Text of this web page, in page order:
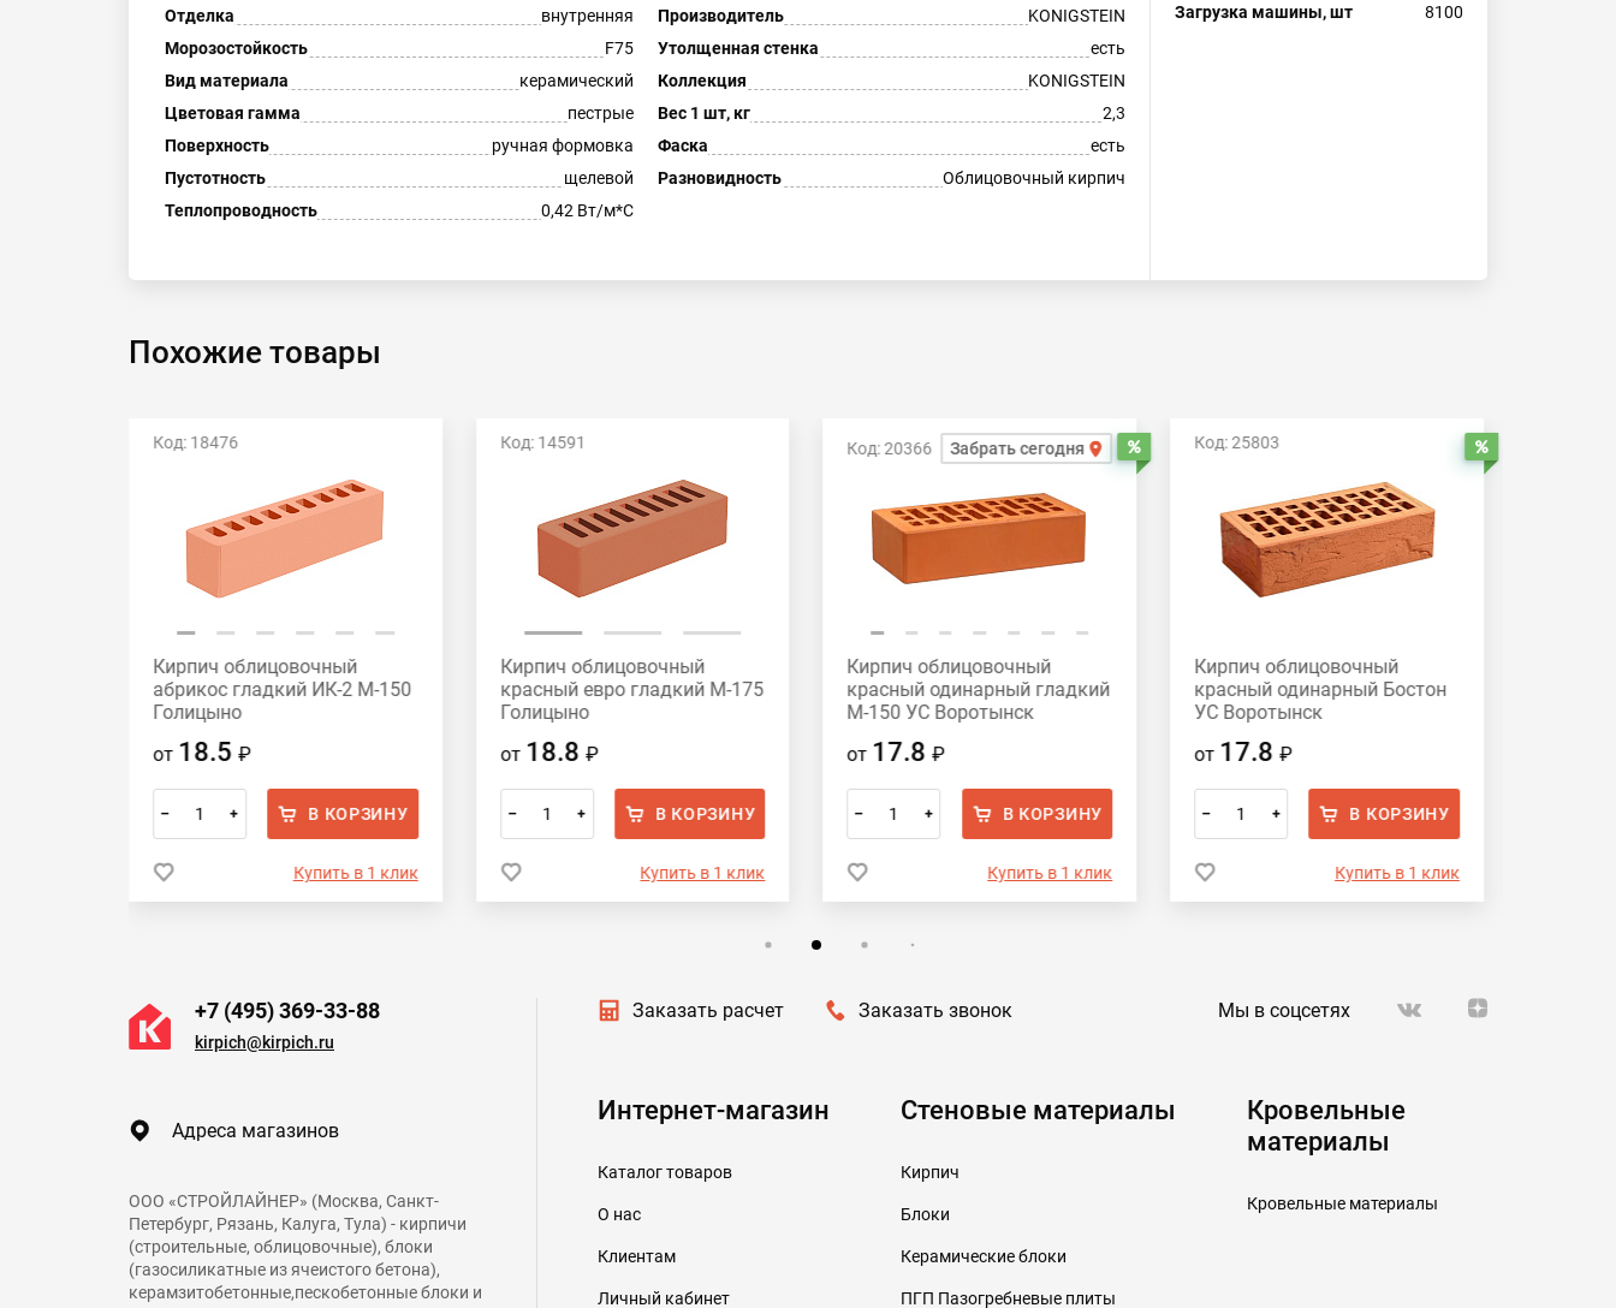
Отделка
внутренняя Производитель
KONIGSTEIN
Морозостойкость
F75 Утолщенная стенка
есть
Вид материала
керамический Коллекция
KONIGSTEIN
Цветовая гамма
пестрые Вес 1 шт, кг
2,3
Поверхность
ручная формовка Фаска
есть
Пустотность
щелевой Разновидность
Облицовочный кирпич
Теплопроводность
0,42 Вт/м*С
Загрузка машины, шт
8100
Похожие товары
Код: 18476
Кирпич облицовочный
абрикос гладкий ИК-2 М-150
Голицыно
от 18.5 ₽
– + В КОРЗИНУ
Купить в 1 клик
Код: 14591
Кирпич облицовочный
красный евро гладкий М-175
Голицыно
от 18.8 ₽
– + В КОРЗИНУ
Купить в 1 клик
Код: 20366 Забрать сегодня Распродажа
Кирпич облицовочный
красный одинарный гладкий
М-150 УС Воротынск
от 17.8₽
– + В КОРЗИНУ
Купить в 1 клик
Код: 25803
Кирпич облицовочный
красный одинарный Бостон
УС Воротынск
от 17.8₽
– + В КОРЗИНУ
Купить в 1 клик
+7 (495) 369-33-88
kirpich@kirpich.ru
Адреса магазинов
ООО «СТРОЙЛАЙНЕР» (Москва, Санкт-
Петербург, Рязань, Калуга, Тула) - кирпичи
(строительные, облицовочные), блоки
(газосиликатные из ячеистого бетона),
керамзитобетонные,пескобетонные блоки и
Заказать расчет Заказать звонок Мы в соцсетях
Интернет-магазин
Каталог товаров
О нас
Клиентам
Личный кабинет
Стеновые материалы
Кирпич
Блоки
Керамические блоки
ПГП Пазогребневые плиты
Кровельные
материалы
Кровельные материалы